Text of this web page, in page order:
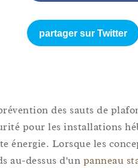
partager sur Twitter
des sauts de
pour les installations
énergie. Lorsque les
au-dessus d'un panneau